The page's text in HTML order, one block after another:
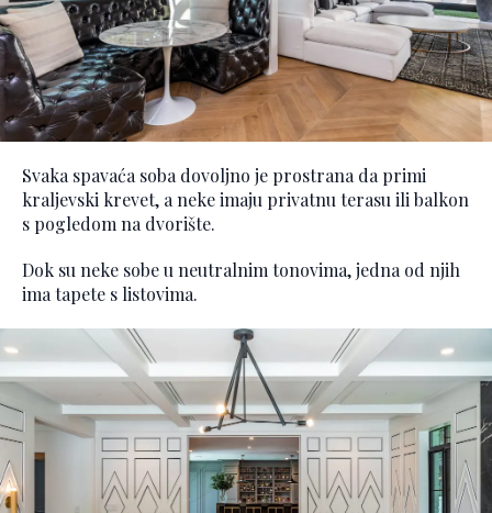
Svaka spavaća soba dovoljno je prostrana da primi
kraljevski krevet, a neke imaju privatnu terasu ili balkon
s pogledom na dvorište.
Dok su neke sobe u neutralnim tonovima, jedna od njih
ima tapete s listovima.